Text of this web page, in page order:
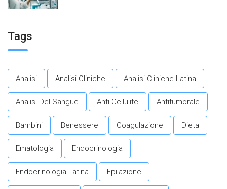
Tags
Analisi Analisi Cliniche Analisi Cliniche Latina
Analisi Del Sangue Anti Cellulite Antitumorale
Bambini Benessere Coagulazione Dieta
Ematologia Endocrinologia
Endocrinologia Latina Epilazione